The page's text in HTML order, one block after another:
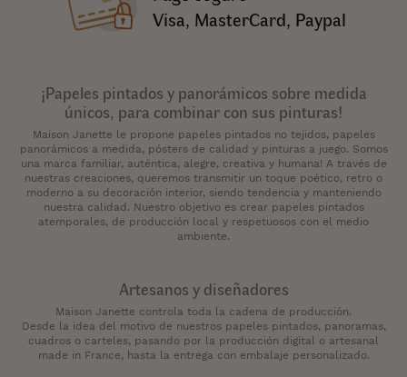
Visa, MasterCard, Paypal
¡Papeles pintados y panorámicos sobre medida
únicos, para combinar con sus pinturas!
Maison Janette le propone papeles pintados no tejidos, papeles
panorámicos a medida, pósters de calidad y pinturas a juego. Somos
una marca familiar, auténtica, alegre, creativa y humana! A través de
nuestras creaciones, queremos transmitir un toque poético, retro o
moderno a su decoración interior, siendo tendencia y manteniendo
nuestra calidad. Nuestro objetivo es crear papeles pintados
atemporales, de producción local y respetuosos con el medio
ambiente.
Artesanos y diseñadores
Maison Janette controla toda la cadena de producción.
Desde la idea del motivo de nuestros papeles pintados, panoramas,
cuadros o carteles, pasando por la producción digital o artesanal
made in France, hasta la entrega con embalaje personalizado.